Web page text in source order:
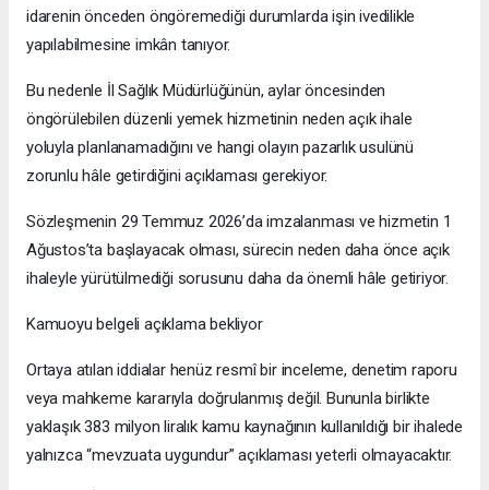
idarenin önceden öngöremediği durumlarda işin ivedilikle
yapılabilmesine imkân tanıyor.
Bu nedenle İl Sağlık Müdürlüğünün, aylar öncesinden
öngörülebilen düzenli yemek hizmetinin neden açık ihale
yoluyla planlanamadığını ve hangi olayın pazarlık usulünü
zorunlu hâle getirdiğini açıklaması gerekiyor.
Sözleşmenin 29 Temmuz 2026’da imzalanması ve hizmetin 1
Ağustos’ta başlayacak olması, sürecin neden daha önce açık
ihaleyle yürütülmediği sorusunu daha da önemli hâle getiriyor.
Kamuoyu belgeli açıklama bekliyor
Ortaya atılan iddialar henüz resmî bir inceleme, denetim raporu
veya mahkeme kararıyla doğrulanmış değil. Bununla birlikte
yaklaşık 383 milyon liralık kamu kaynağının kullanıldığı bir ihalede
yalnızca “mevzuata uygundur” açıklaması yeterli olmayacaktır.